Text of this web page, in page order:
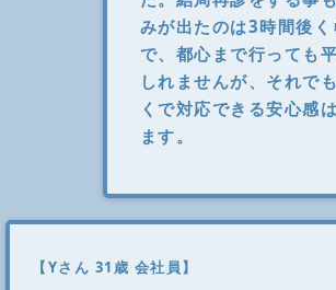
みが出たのは3時間後
で、都心まで行っても
しれませんが、それで
くで対応できる安心感
ます。
【Yさん 31歳 会社員】